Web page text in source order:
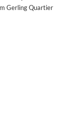
Gerling Quartier